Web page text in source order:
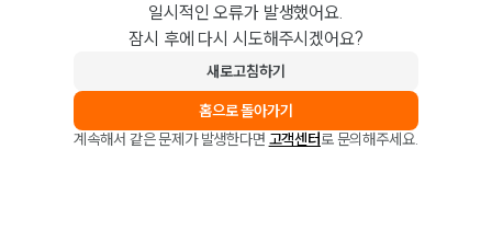
일시적인 오류가 발생했어요.
잠시 후에 다시 시도해주시겠어요?
새로고침하기
홈으로 돌아가기
계속해서 같은 문제가 발생한다면 고객센터로 문의해주세요.